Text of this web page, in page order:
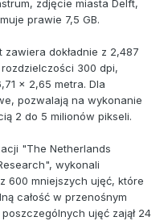
zdjęcie miasta Delft,
prawie 7,5 GB.
dokładnie z 2,487
300 dpi,
x 2,65 metra. Dla
pozwalają na wykonanie
2 do 5 milionów pikseli.
"The Netherlands
wykonali
600 mniejszych ujęć, które
całość w przenośnym
ujęć zajął 24